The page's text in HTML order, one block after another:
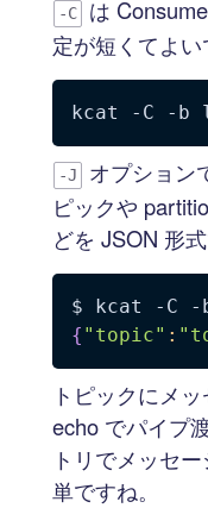
-C
は
定が短くてよい
kcat -C -b
-J
オプション
ピックや
どを JSON 形
$ kcat -C -
{ "topic" :
トピックにメ
echo でパイプ
トリでメッセ
単ですね。